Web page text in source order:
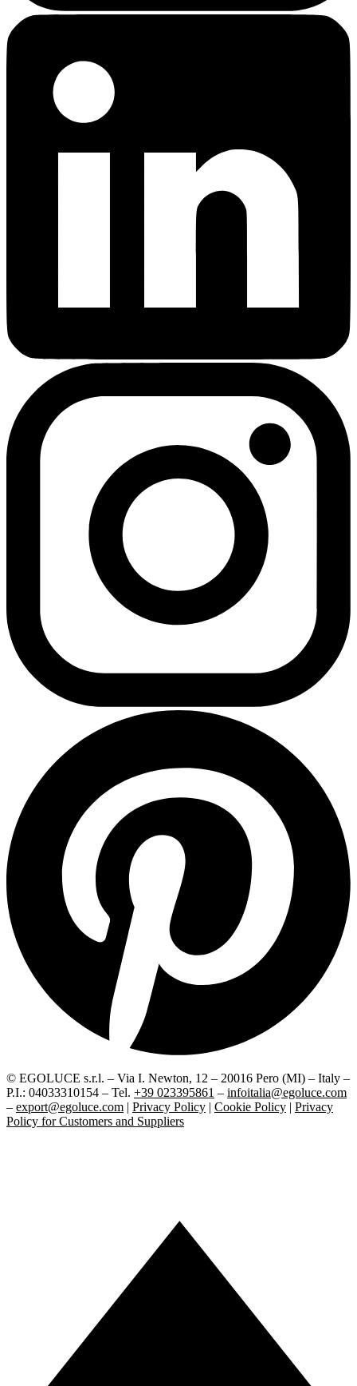
© EGOLUCE s.r.l. – Via I. Newton, 12 – 20016 Pero (MI) – Italy –
P.I.: 04033310154 – Tel. +39 023395861 – infoitalia@egoluce.com
– export@egoluce.com | Privacy Policy | Cookie Policy | Privacy
Policy for Customers and Suppliers